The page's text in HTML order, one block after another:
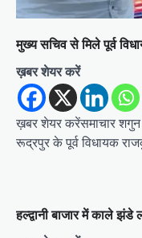
मुख्य सचिव से मिले पूर्व
ख़बर शेयर करें
ख़बर शेयर करेंसमाचार शगुन
रूद्रपुर के पूर्व विधायक
हल्द्वानी बाजार में काले झंडे